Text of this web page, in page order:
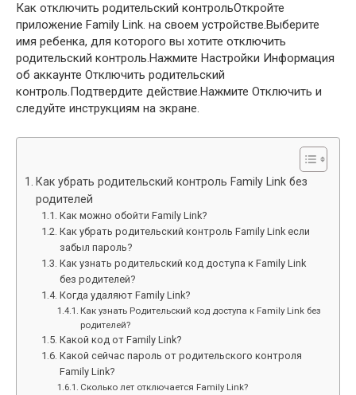
Как отключить родительский контрольОткройте
приложение Family Link. на своем устройстве.Выберите
имя ребенка, для которого вы хотите отключить
родительский контроль.Нажмите Настройки Информация
об аккаунте Отключить родительский
контроль.Подтвердите действие.Нажмите Отключить и
следуйте инструкциям на экране.
Как убрать родительский контроль Family Link без
родителей
Как можно обойти Family Link?
Как убрать родительский контроль Family Link если
забыл пароль?
Как узнать родительский код доступа к Family Link
без родителей?
Когда удаляют Family Link?
Как узнать Родительский код доступа к Family Link без
родителей?
Какой код от Family Link?
Какой сейчас пароль от родительского контроля
Family Link?
Сколько лет отключается Family Link?